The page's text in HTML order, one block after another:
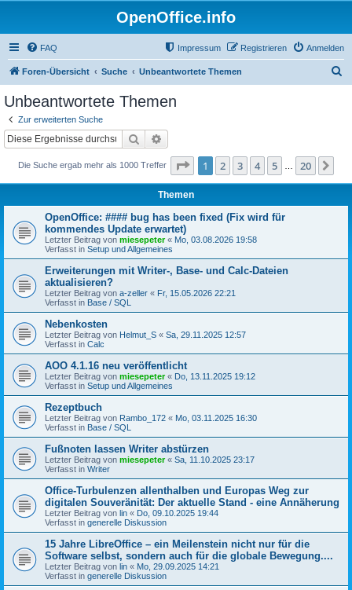
OpenOffice.info
FAQ Anmelden
Registrieren
Impressum
Foren-Übersicht Suche Unbeantwortete Themen
Unbeantwortete Themen
Zur erweiterten Suche
Suche
Die Suche ergab mehr als 1000 Treffer Seite 1von 20
1 2 3 4 5 20
Themen
OpenOffice: #### bug has been fixed (Fix wird für
kommendes Update erwartet)
Letzter Beitrag von miesepeter« Mo, 03.08.2026 19:58
Verfasst in Setup und Allgemeines
Erweiterungen mit Writer-, Base- und Calc-Dateien
aktualisieren?
Letzter Beitrag von a-zeller « Fr, 15.05.2026 22:21
Verfasst in Base / SQL
Nebenkosten
Letzter Beitrag von Helmut_S « Sa, 29.11.2025 12:57
Verfasst in Calc
AOO 4.1.16 neu veröffentlicht
Letzter Beitrag von miesepeter« Do, 13.11.2025 19:12
Verfasst in Setup und Allgemeines
Rezeptbuch
Letzter Beitrag von Rambo_172 « Mo, 03.11.2025 16:30
Verfasst in Base / SQL
Fußnoten lassen Writer abstürzen
Letzter Beitrag von miesepeter« Sa, 11.10.2025 23:17
Verfasst in Writer
Office-Turbulenzen allenthalben und Europas Weg zur
digitalen Souveränität: Der aktuelle Stand - eine Annäherung
Letzter Beitrag von lin « Do, 09.10.2025 19:44
Verfasst in generelle Diskussion
15 Jahre LibreOffice – ein Meilenstein nicht nur für die
Software selbst, sondern auch für die globale Bewegung....
Letzter Beitrag von lin « Mo, 29.09.2025 14:21
Verfasst in generelle Diskussion